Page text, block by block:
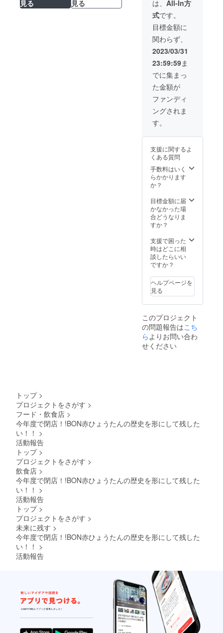
見る
見る
合写真なども入
れさせていただ
くことがありま
す） →BONの歴
史年表、お父さ
んの言葉、お母
さんの言葉など
各約1～2ページ
→支援いただい
た方全員のお名
前も最終頁に掲
載させて頂けれ
ばと思います。
上記について
「新潟日報メ
ディアネット」
で、目標金額を
設定させて頂い
ております。
2023年7月頃に
配送させていた
だく予定です。
※注：本の内容に
ご支援頂いた金
額により多少変
わる可能性がご
ざいます。
送スケジュール
につきまして
も、前後する可
能性ありますの
い。
は、 All-In方
式です。
目標金額に
関わらず、
2023/03/31
23:59:59ま
でに集まっ
た金額が
ファンディ
ングされま
す。
支援に関するよ
くある質問
手数料はいく
らかかります
か？
目標金額に届
かなかった場
合どうなりま
すか？
支援で困った
時はどこに相
談したらいい
ですか？
ヘルプページを
見る
このプロジェクト
の問題報告はこち
らよりお問い合わ
せください
トップ >
プロジェクトをさがす >
フード・飲食店 >
今年度で閉店！!BON赤ひょうたんの歴史を形にして残した
い！！ >
活動報告
トップ >
プロジェクトをさがす >
飲食店 >
今年度で閉店！!BON赤ひょうたんの歴史を形にして残した
い！！ >
活動報告
トップ >
プロジェクトをさがす >
未来に残す >
今年度で閉店！!BON赤ひょうたんの歴史を形にして残した
い！！ >
活動報告